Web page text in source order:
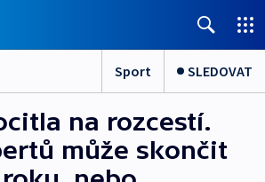
Sport SLEDOVAT
na rozcestí.
může skončit